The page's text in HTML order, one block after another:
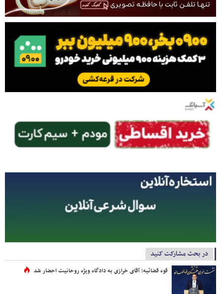
در بحث مشارکت کنید
قوه قضائیه: آقای خرازی به دادگاه ویژه روحانیت احضار شد